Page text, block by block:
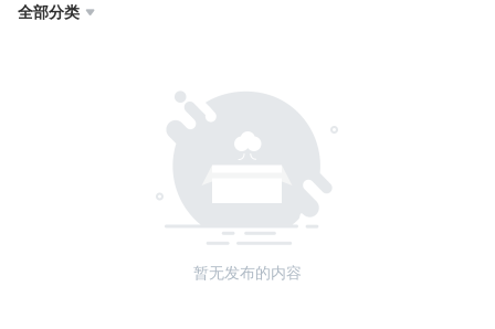
全部分类 
暂无发布的内容